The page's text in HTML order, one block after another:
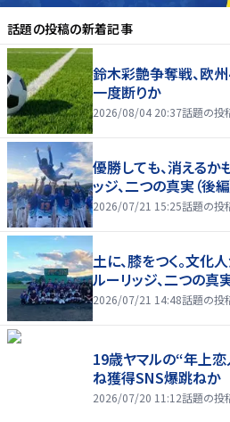
話題の投稿の新着記事
鈴木彩艶争奪戦、欧
一度断りか
2026/08/04 20:37話題の投
優勝しても、消えるか
ッジ、二つの真実（後編
2026/07/21 15:25話題の投
土に、膝をつく。文化
ルーリッジ、二つの真実
2026/07/21 14:48話題の投
19歳ヤマルの“年上
ね獲得SNS爆跳ねか
2026/07/20 11:12話題の投